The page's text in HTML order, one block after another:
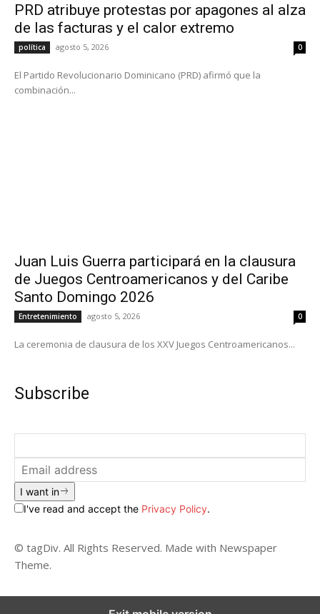
PRD atribuye protestas por apagones al alza
de las facturas y el calor extremo
política agosto 5, 2026 0
El Partido Revolucionario Dominicano (PRD) afirmó que la
combinación...
Juan Luis Guerra participará en la clausura
de Juegos Centroamericanos y del Caribe
Santo Domingo 2026
Entretenimiento agosto 5, 2026 0
La ceremonia de clausura de los XXV Juegos Centroamericanos...
Subscribe
I want in
I've read and accept the Privacy Policy.
© tagDiv. All Rights Reserved. Made with Newspaper
Theme.